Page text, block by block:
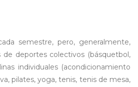
semestre, pero, generalmente,
deportes colectivos (básquetbol,
individuales (acondicionamiento
pilates, yoga, tenis, tenis de mesa,